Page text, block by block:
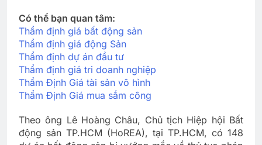
Có thể bạn quan tâm:
Thẩm định giá bất động sản
Thẩm định giá động Sản
Thẩm định dự án đầu tư
Thẩm định giá tri doanh nghiệp
Thẩm Định Giá tài sản vô hình
Thẩm Định Giá mua sắm công
Theo ông Lê Hoàng Châu, Chủ tịch Hiệp hội Bất
động sản TP.HCM (HoREA), tại TP.HCM, có 148